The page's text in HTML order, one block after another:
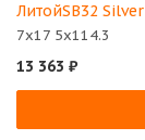
ЛитойSB32 Silver
7x17 5x114.3
13 363 ₽